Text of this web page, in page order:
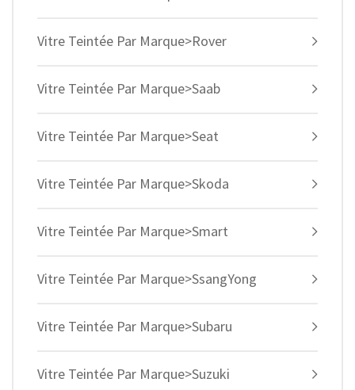
Vitre Teintée Par Marque>Rover
Vitre Teintée Par Marque>Saab
Vitre Teintée Par Marque>Seat
Vitre Teintée Par Marque>Skoda
Vitre Teintée Par Marque>Smart
Vitre Teintée Par Marque>SsangYong
Vitre Teintée Par Marque>Subaru
Vitre Teintée Par Marque>Suzuki